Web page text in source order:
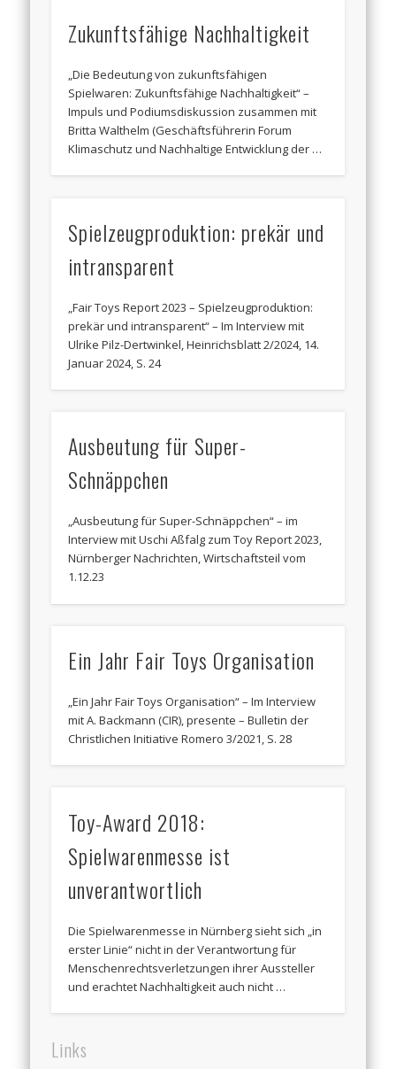
Zukunftsfähige Nachhaltigkeit
„Die Bedeutung von zukunftsfähigen
Spielwaren: Zukunftsfähige Nachhaltigkeit“ –
Impuls und Podiumsdiskussion zusammen mit
Britta Walthelm (Geschäftsführerin Forum
Klimaschutz und Nachhaltige Entwicklung der …
Spielzeugproduktion: prekär und
intransparent
„Fair Toys Report 2023 – Spielzeugproduktion:
prekär und intransparent“ – Im Interview mit
Ulrike Pilz-Dertwinkel, Heinrichsblatt 2/2024, 14.
Januar 2024, S. 24
Ausbeutung für Super-
Schnäppchen
„Ausbeutung für Super-Schnäppchen“ – im
Interview mit Uschi Aßfalg zum Toy Report 2023,
Nürnberger Nachrichten, Wirtschaftsteil vom
1.12.23
Ein Jahr Fair Toys Organisation
„Ein Jahr Fair Toys Organisation“ – Im Interview
mit A. Backmann (CIR), presente – Bulletin der
Christlichen Initiative Romero 3/2021, S. 28
Toy-Award 2018:
Spielwarenmesse ist
unverantwortlich
Die Spielwarenmesse in Nürnberg sieht sich „in
erster Linie“ nicht in der Verantwortung für
Menschenrechtsverletzungen ihrer Aussteller
und erachtet Nachhaltigkeit auch nicht …
Links